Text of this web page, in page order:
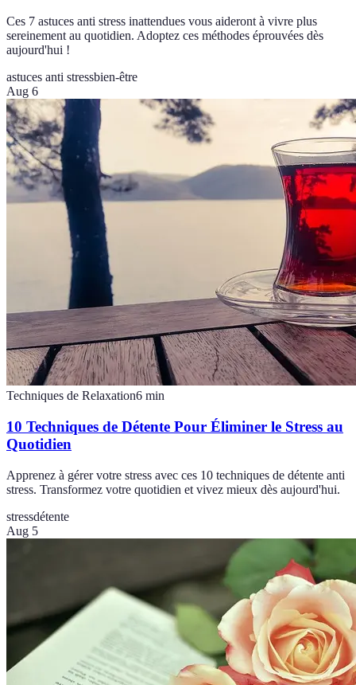
Ces 7 astuces anti stress inattendues vous aideront à vivre plus
sereinement au quotidien. Adoptez ces méthodes éprouvées dès
aujourd'hui !
astuces anti stressbien-être
Aug 6
Techniques de Relaxation6 min
10 Techniques de Détente Pour Éliminer le Stress au
Quotidien
Apprenez à gérer votre stress avec ces 10 techniques de détente anti
stress. Transformez votre quotidien et vivez mieux dès aujourd'hui.
stressdétente
Aug 5